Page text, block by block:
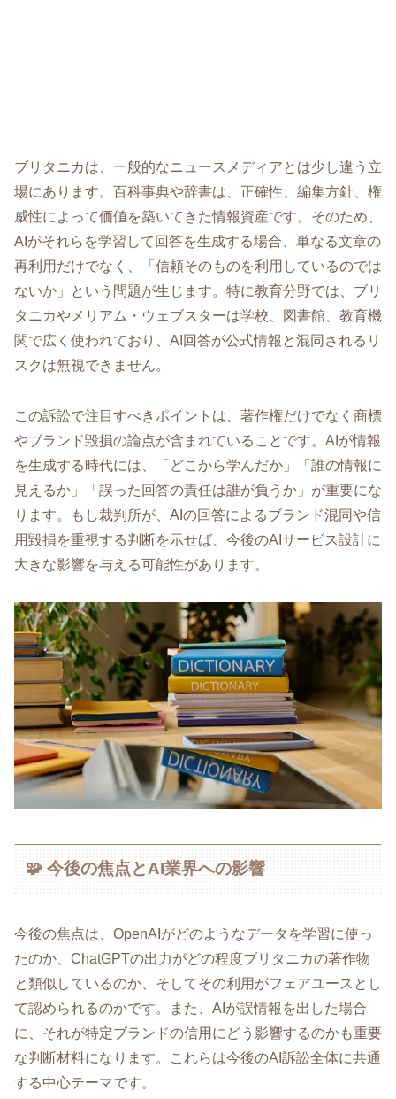
ブリタニカは、一般的なニュースメディアとは少し違う立
場にあります。百科事典や辞書は、正確性、編集方針、権
威性によって価値を築いてきた情報資産です。そのため、
AIがそれらを学習して回答を生成する場合、単なる文章の
再利用だけでなく、「信頼そのものを利用しているのでは
ないか」という問題が生じます。特に教育分野では、ブリ
タニカやメリアム・ウェブスターは学校、図書館、教育機
関で広く使われており、AI回答が公式情報と混同されるリ
スクは無視できません。
この訴訟で注目すべきポイントは、著作権だけでなく商標
やブランド毀損の論点が含まれていることです。AIが情報
を生成する時代には、「どこから学んだか」「誰の情報に
見えるか」「誤った回答の責任は誰が負うか」が重要にな
ります。もし裁判所が、AIの回答によるブランド混同や信
用毀損を重視する判断を示せば、今後のAIサービス設計に
大きな影響を与える可能性があります。
🧩 今後の焦点とAI業界への影響
今後の焦点は、OpenAIがどのようなデータを学習に使っ
たのか、ChatGPTの出力がどの程度ブリタニカの著作物
と類似しているのか、そしてその利用がフェアユースとし
て認められるのかです。また、AIが誤情報を出した場合
に、それが特定ブランドの信用にどう影響するのかも重要
な判断材料になります。これらは今後のAI訴訟全体に共通
する中心テーマです。